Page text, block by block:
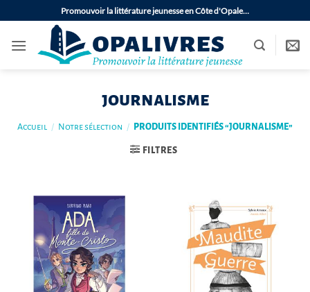
au
contenu
Promouvoir la littérature jeunesse en Côte d'Opale…
journalisme
Accueil / Notre sélection / PRODUITS IDENTIFIÉS “JOURNALISME”
FILTRES